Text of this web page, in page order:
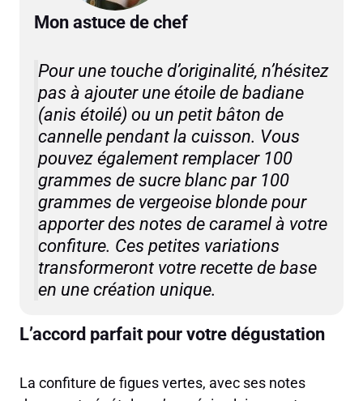
Mon astuce de chef
Pour une touche d’originalité, n’hésitez
pas à ajouter une étoile de badiane
(anis étoilé) ou un petit bâton de
cannelle pendant la cuisson. Vous
pouvez également remplacer 100
grammes de sucre blanc par 100
grammes de vergeoise blonde pour
apporter des notes de caramel à votre
confiture. Ces petites variations
transformeront votre recette de base
en une création unique.
L’accord parfait pour votre dégustation
La confiture de figues vertes, avec ses notes